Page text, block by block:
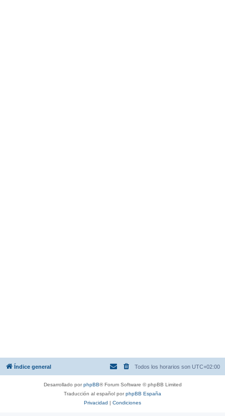
Índice general Todos los horarios son UTC+02:00
Desarrollado porphpBB® Forum Software © phpBB Limited
Traducción al español porphpBB España
Privacidad | Condiciones